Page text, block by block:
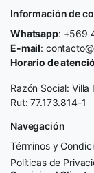
Información de
Whatsapp: +569
E-mail:
Horario de
Razón Social: Villa
Rut: 77.173.814-1
Navegación
Términos y
Políticas de